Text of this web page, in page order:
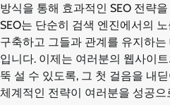
방식을 통해 효과적인 SEO 전략
SEO는 단순히 검색 엔진에서의
구축하고 그들과 관계를 유지하는
입니다. 이제는 여러분의 웹사이
뚝 설 수 있도록, 그 첫 걸음을 내
체계적인 전략이 여러분을 성공